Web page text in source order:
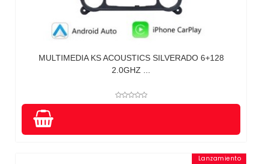
MULTIMEDIA KS ACOUSTICS SILVERADO 6+128
2.0GHZ ...
Lanzamiento